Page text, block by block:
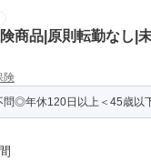
商品|原則転勤なし|
険
問◎年休120日以上＜45歳以